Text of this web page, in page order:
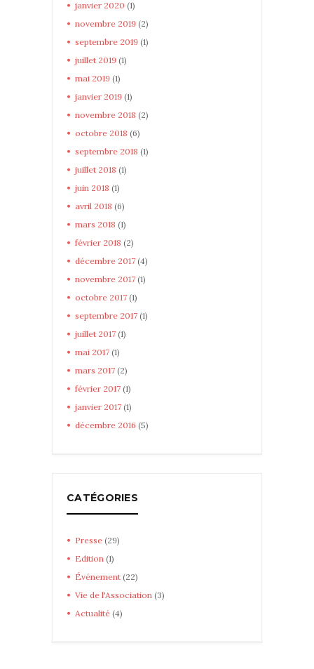
janvier 2020 (1)
novembre 2019 (2)
septembre 2019 (1)
juillet 2019 (1)
mai 2019 (1)
janvier 2019 (1)
novembre 2018 (2)
octobre 2018 (6)
septembre 2018 (1)
juillet 2018 (1)
juin 2018 (1)
avril 2018 (6)
mars 2018 (1)
février 2018 (2)
décembre 2017 (4)
novembre 2017 (1)
octobre 2017 (1)
septembre 2017 (1)
juillet 2017 (1)
mai 2017 (1)
mars 2017 (2)
février 2017 (1)
janvier 2017 (1)
décembre 2016 (5)
CATÉGORIES
Presse (29)
Edition (1)
Événement (22)
Vie de l'Association (3)
Actualité (4)